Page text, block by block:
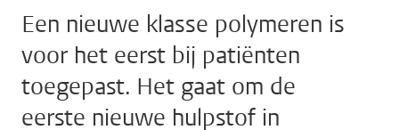
Een nieuwe klasse polymeren is
voor het eerst bij patiënten
toegepast. Het gaat om de
eerste nieuwe hulpstof in